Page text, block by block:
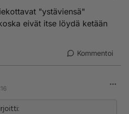
"ystäviensä"
eivät itse löydä ketään
Kommentoi